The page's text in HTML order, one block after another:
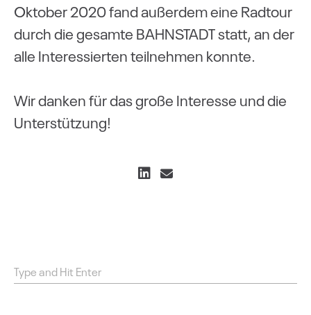
Loading
Oktober 2020 fand außerdem eine Radtour
durch die gesamte BAHNSTADT statt, an der
alle Interessierten teilnehmen konnte.
Wir danken für das große Interesse und die
Unterstützung!